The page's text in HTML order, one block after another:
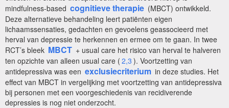
mindfulness-based cognitieve therapie (MBCT) ontwikkeld.
Deze alternatieve behandeling leert patiënten eigen
lichaamssensaties, gedachten en gevoelens geassocieerd met
herval van depressie te herkennen en ermee om te gaan. In twee
RCT’s bleek MBCT + usual care het risico van herval te halveren
ten opzichte van alleen usual care ( 2,3 ). Voortzetting van
antidepressiva was een exclusiecriterium in deze studies. Het
effect van MBCT in vergelijking met voortzetting van antidepressiva
bij personen met een voorgeschiedenis van recidiverende
depressies is nog niet onderzocht.